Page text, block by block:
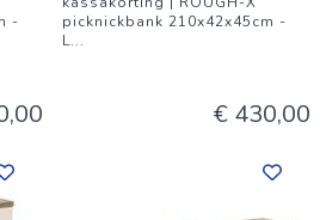
-
picknickbank 210x42x45cm -
L...
€ 430,00